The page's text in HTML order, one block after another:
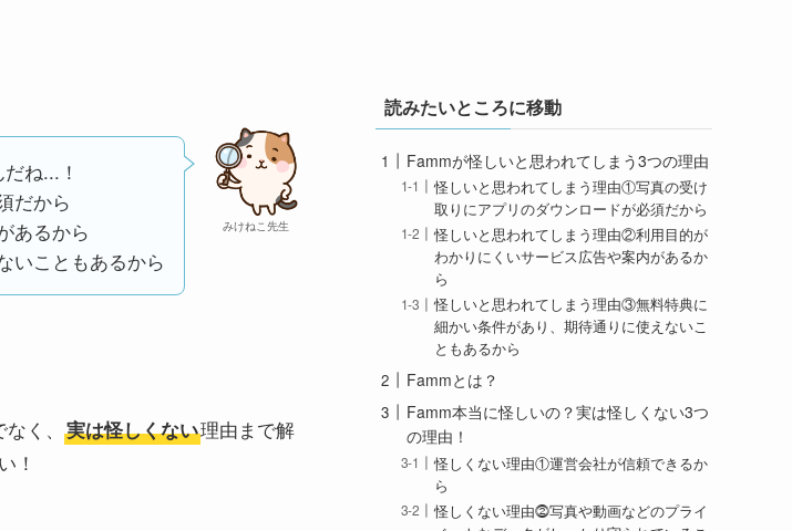
みけねこ先生
ね...！
だから
あるから
いこともあるから
く、 実は怪しくない理由まで解
！
読みたいところに移動
Fammが怪しいと思われてしまう3つの理由
怪しいと思われてしまう理由①写真の受け
取りにアプリのダウンロードが必須だから
怪しいと思われてしまう理由②利用目的が
わかりにくいサービス広告や案内があるか
ら
怪しいと思われてしまう理由③無料特典に
細かい条件があり、期待通りに使えないこ
ともあるから
Fammとは？
Famm本当に怪しいの？実は怪しくない3つ
の理由！
怪しくない理由①運営会社が信頼できるか
ら
怪しくない理由⓶写真や動画などのプライ